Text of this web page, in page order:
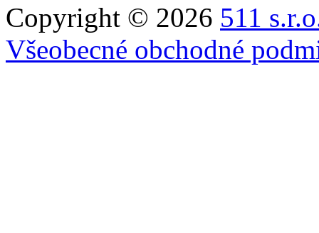
Copyright © 2026 511
Všeobecné obchodné